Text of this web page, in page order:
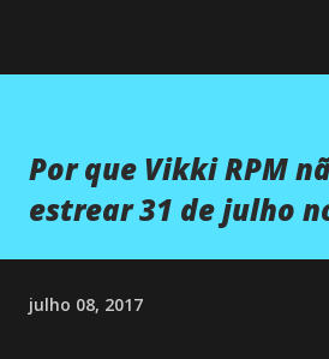
Por que Vikki RPM
estrear 31 de julho
julho 08, 2017